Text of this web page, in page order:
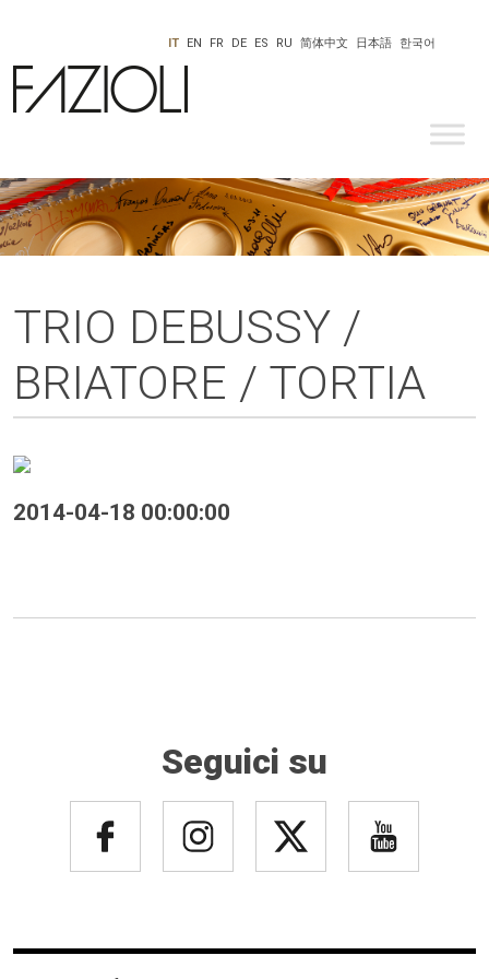
한국어
日本語
IT EN FR DE ES RU 简体中文
TRIO DEBUSSY /
BRIATORE / TORTIA
2014-04-18 00:00:00
Seguici su